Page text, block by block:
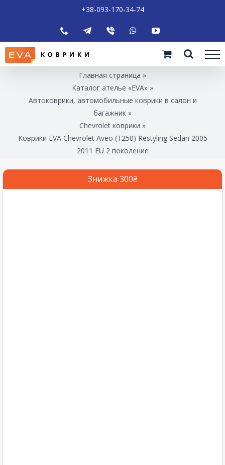
+38-093-170-34-74
Главная страница »
Каталог ателье «EVA» »
Автоковрики, автомобильные коврики в салон и
багажник »
Chevrolet коврики »
Коврики EVA Chevrolet Aveo (T250) Restyling Sedan 2005
2011 EU 2 поколение
Знижка 300₴